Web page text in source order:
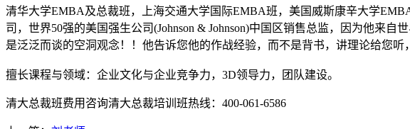
清华大学EMBA及总裁班，上海交通大学国际EMBA班，美国威斯康辛大学
司，世界50强的美国强生公司(Johnson & Johnson)中国区销售总监，因为他来
是泛泛而谈的空洞观念！！他告诉您他的作战经验，而不是背书，讲理论给您听，
擅长课程与领域：企业文化与企业竞争力，3D领导力，团队建设。
清大总裁班费用咨询清大总裁培训班热线：400-061-6586